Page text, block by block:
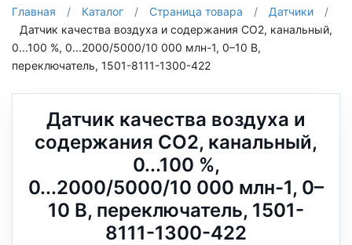
Главная / Каталог / Страница товара / Датчики
/
Датчик качества воздуха и содержания CO2, канальный,
0...100 %, 0...2000/5000/10 000 млн-1, 0–10 В,
переключатель, 1501-8111-1300-422
Датчик качества воздуха и
содержания CO2, канальный,
0...100 %,
0...2000/5000/10 000 млн-1, 0–
10 В, переключатель, 1501-
8111-1300-422